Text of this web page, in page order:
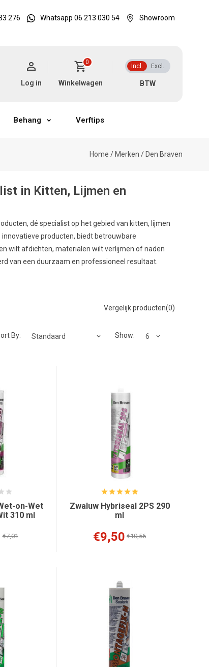
276 Whatsapp 06 213 030 54 Showroom
Incl. Excl.
0
Winkelwagen
Log in
Behang Verftips
Home / Merken / Den Braven
in Kitten, Lijmen en
dé specialist op het gebied van kitten, lijmen
producten, biedt betrouwbare
wilt afdichten, materialen wilt verlijmen of naden
van een duurzaam en professioneel resultaat.
Vergelijk producten(0)
Show:
By:
on-Wet
310 ml
€7,01
Zwaluw Hybriseal 2PS 290
ml
€9,50 €10,56